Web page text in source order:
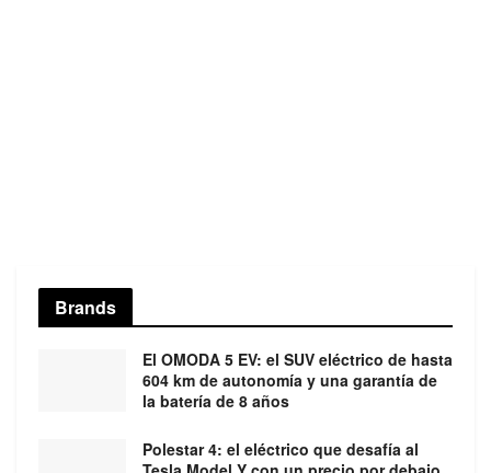
Brands
El OMODA 5 EV: el SUV eléctrico de hasta
604 km de autonomía y una garantía de
la batería de 8 años
Polestar 4: el eléctrico que desafía al